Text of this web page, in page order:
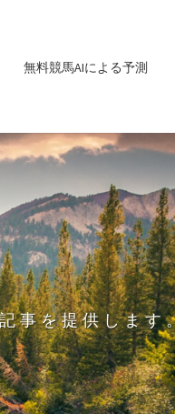
無料競馬AIによる予測
事を提供します